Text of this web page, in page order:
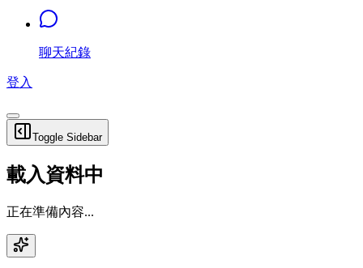
聊天紀錄
登入
Toggle Sidebar
載入資料中
正在準備內容...